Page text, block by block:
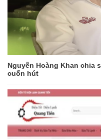
Nguyễn Hoàng Khan chia
cuốn hút